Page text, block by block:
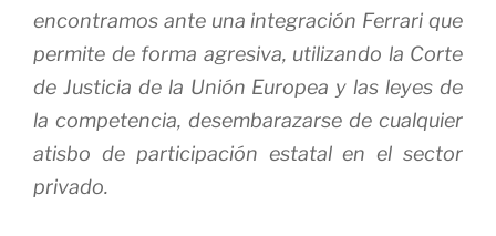
encontramos ante una integración Ferrari que
permite de forma agresiva, utilizando la Corte
de Justicia de la Unión Europea y las leyes de
la competencia, desembarazarse de cualquier
atisbo de participación estatal en el sector
privado.